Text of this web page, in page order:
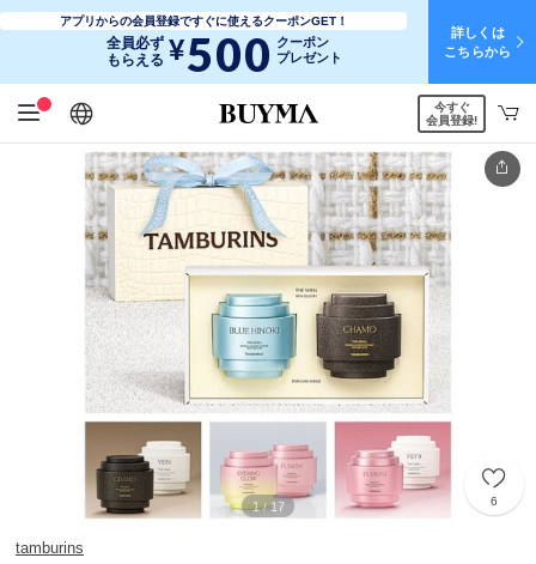
アプリからの会員登録ですぐに使えるクーポンGET！
全員必ず
もらえる ¥500 クーポン
プレゼント
詳しくは
こちらから
日本語
English
简体中文
繁體中文
今すぐ
会員登録!
1 / 17 6
tamburins